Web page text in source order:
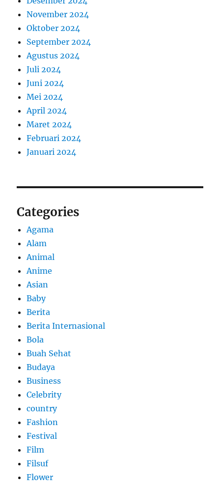
November 2024
Oktober 2024
September 2024
Agustus 2024
Juli 2024
Juni 2024
Mei 2024
April 2024
Maret 2024
Februari 2024
Januari 2024
Categories
Agama
Alam
Animal
Anime
Asian
Baby
Berita
Berita Internasional
Bola
Buah Sehat
Budaya
Business
Celebrity
country
Fashion
Festival
Film
Filsuf
Flower